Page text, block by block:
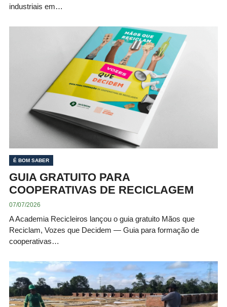
industriais em…
É BOM SABER
GUIA GRATUITO PARA
COOPERATIVAS DE RECICLAGEM
07/07/2026
A Academia Recicleiros lançou o guia gratuito Mãos que
Reciclam, Vozes que Decidem — Guia para formação de
cooperativas…